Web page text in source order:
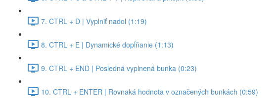
7. CTRL + D | Vyplniť nadol (1:19)
8. CTRL + E | Dynamické dopĺňanie (1:13)
9. CTRL + END | Posledná vyplnená bunka (0:23)
10. CTRL + ENTER | Rovnaká hodnota v označených bunkách (0:59)